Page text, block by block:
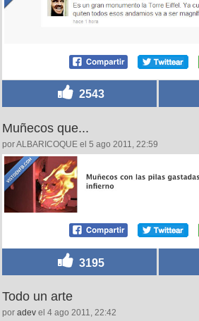
2543
Muñecos que...
por ALBARICOQUE el 5 ago 2011, 22:59
3195
Todo un arte
por adev el 4 ago 2011, 22:42